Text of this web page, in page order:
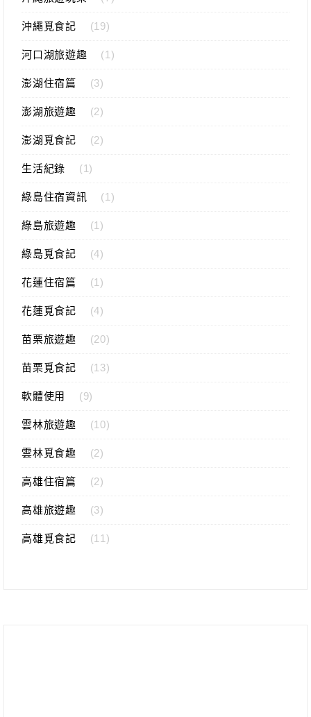
沖繩覓食記 (19)
河口湖旅遊趣 (1)
澎湖住宿篇 (3)
澎湖旅遊趣 (2)
澎湖覓食記 (2)
生活紀錄 (1)
綠島住宿資訊 (1)
綠島旅遊趣 (1)
綠島覓食記 (4)
花蓮住宿篇 (1)
花蓮覓食記 (4)
苗栗旅遊趣 (20)
苗栗覓食記 (13)
軟體使用 (9)
雲林旅遊趣 (10)
雲林覓食趣 (2)
高雄住宿篇 (2)
高雄旅遊趣 (3)
高雄覓食記 (11)